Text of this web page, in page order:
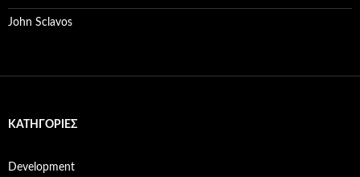
John Sclavos
KΑΤΗΓΟΡΊΕΣ
Development